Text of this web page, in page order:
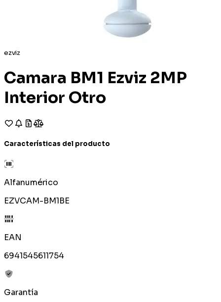
ezviz
Camara BM1 Ezviz 2MP
Interior Otro
Características del producto
Alfanumérico
EZVCAM-BM1BE
EAN
6941545611754
Garantía